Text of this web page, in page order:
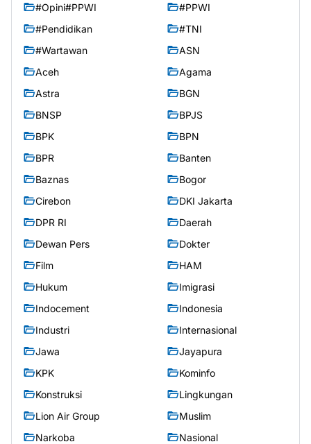
#Opini#PPWI
#PPWI
#Pendidikan
#TNI
#Wartawan
ASN
Aceh
Agama
Astra
BGN
BNSP
BPJS
BPK
BPN
BPR
Banten
Baznas
Bogor
Cirebon
DKI Jakarta
DPR RI
Daerah
Dewan Pers
Dokter
Film
HAM
Hukum
Imigrasi
Indocement
Indonesia
Industri
Internasional
Jawa
Jayapura
KPK
Kominfo
Konstruksi
Lingkungan
Lion Air Group
Muslim
Narkoba
Nasional